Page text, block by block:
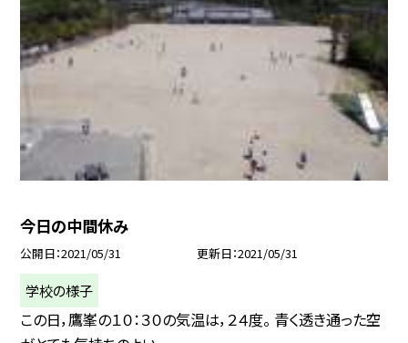
今日の中間休み
公開日 2021/05/31 更新日 2021/05/31
学校の様子
この日，鷹峯の１０：３０の気温は，２４度。 青く透き通った空